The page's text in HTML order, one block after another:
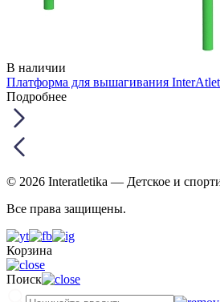
В наличии
Платформа для вышагивания
Подробнее
© 2026 Interatletika — Детское и
Все права защищены.
Корзина
Поиск